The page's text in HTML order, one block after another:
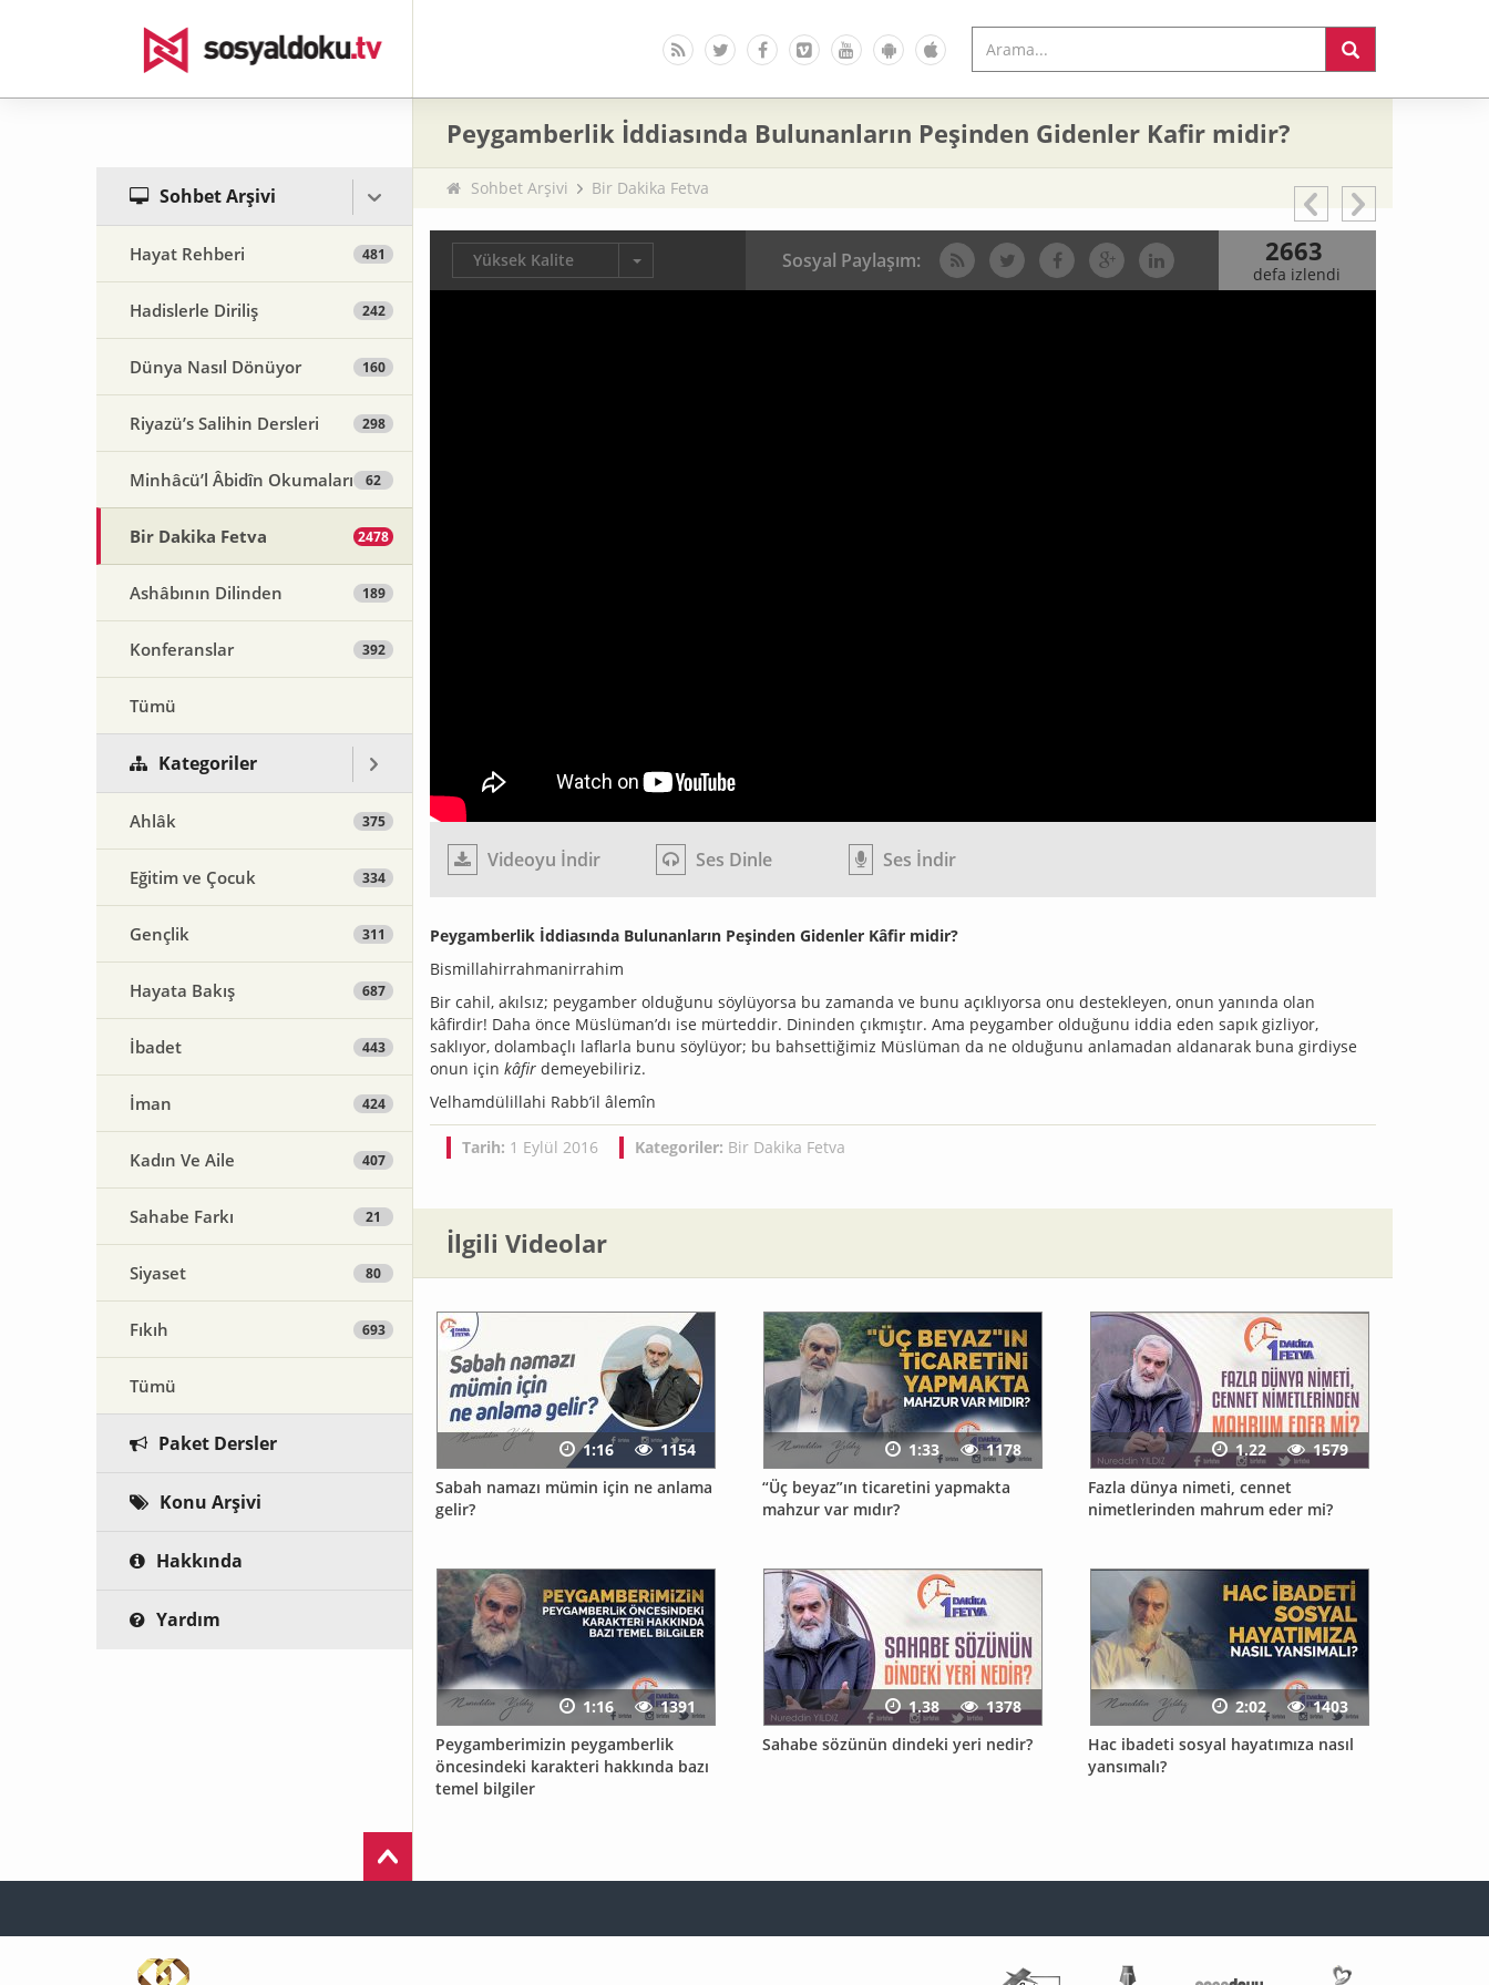
Sohbet Arşivi
Hayat Rehberi 481
Hadislerle Diriliş 242
Dünya Nasıl Dönüyor 160
Riyazü’s Salihin Dersleri 298
Minhâcü’l Âbidîn Okumaları 62
Bir Dakika Fetva 2478
Ashâbının Dilinden 189
Konferanslar 392
Tümü
Kategoriler
Ahlâk 375
Eğitim ve Çocuk 334
Gençlik 311
Hayata Bakış 687
İbadet 443
İman 424
Kadın Ve Aile 407
Sahabe Farkı 21
Siyaset 80
Fıkıh 693
Tümü
Paket Dersler
Konu Arşivi
Hakkında
Yardım
Peygamberlik İddiasında Bulunanların Peşinden Gidenler Kafir midir?
Sohbet Arşivi Bir Dakika Fetva
Yüksek Kalite Sosyal Paylaşım: 2663
defa izlendi
Videoyu İndir Ses Dinle Ses İndir
Peygamberlik İddiasında Bulunanların Peşinden Gidenler Kâfir midir?
Bismillahirrahmanirrahim
Bir cahil, akılsız; peygamber olduğunu söylüyorsa bu zamanda ve bunu açıklıyorsa onu destekleyen, onun yanında olan
kâfirdir! Daha önce Müslüman’dı ise mürteddir. Dininden çıkmıştır. Ama peygamber olduğunu iddia eden sapık gizliyor,
saklıyor, dolambaçlı laflarla bunu söylüyor; bu bahsettiğimiz Müslüman da ne olduğunu anlamadan aldanarak buna girdiyse
onun için kâfir demeyebiliriz.
Velhamdülillahi Rabb’il âlemîn
Tarih: 1 Eylül 2016 Kategoriler: Bir Dakika Fetva
İlgili Videolar
Sabah namazı mümin için ne anlama
gelir?
1:16
1154
“Üç beyaz”ın ticaretini yapmakta
mahzur var mıdır?
1:33
1178
Fazla dünya nimeti, cennet
nimetlerinden mahrum eder mi?
1.22 1579
Peygamberimizin peygamberlik
öncesindeki karakteri hakkında bazı
temel bilgiler
1:16
1391
Sahabe sözünün dindeki yeri nedir?
1.38
1378
Hac ibadeti sosyal hayatımıza nasıl
yansımalı?
2:02 1403
Fetva Meclisi Genç Doku